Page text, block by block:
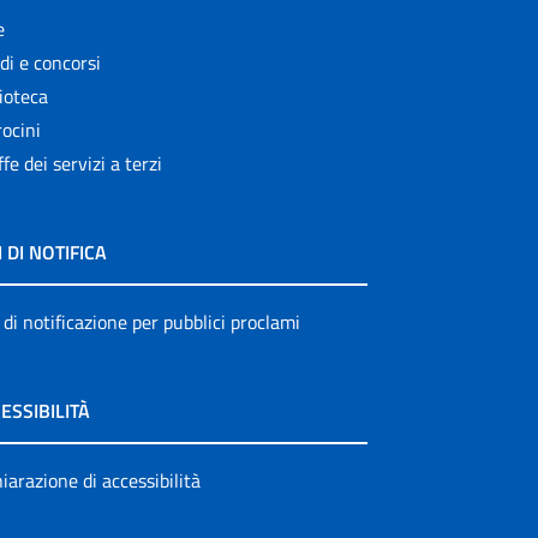
e concorsi
dei servizi a terzi
DI NOTIFICA
notificazione per pubblici proclami
di accessibilità